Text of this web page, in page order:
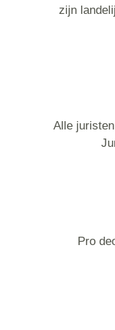
zijn
Alle
Pro